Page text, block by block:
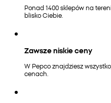
Ponad 1400 sklepów na
blisko Ciebie.
Zawsze niskie ceny
W Pepco znajdziesz
cenach.